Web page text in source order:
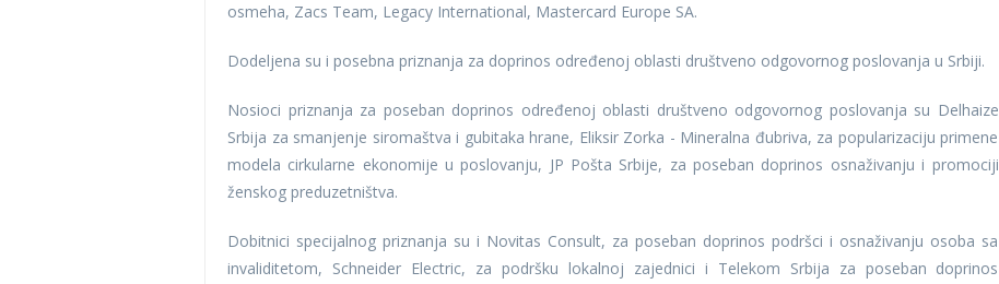
osmeha, Zacs Team, Legacy International, Mastercard Europe SA.
Dodeljena su i posebna priznanja za doprinos određenoj oblasti društveno odgovornog poslovanja u Srbiji.
Nosioci priznanja za poseban doprinos određenoj oblasti društveno odgovornog poslovanja su Delhaize
Srbija za smanjenje siromaštva i gubitaka hrane, Eliksir Zorka - Mineralna đubriva, za popularizaciju primene
modela cirkularne ekonomije u poslovanju, JP Pošta Srbije, za poseban doprinos osnaživanju i promociji
ženskog preduzetništva.
Dobitnici specijalnog priznanja su i Novitas Consult, za poseban doprinos podršci i osnaživanju osoba sa
invaliditetom, Schneider Electric, za podršku lokalnoj zajednici i Telekom Srbija za poseban doprinos